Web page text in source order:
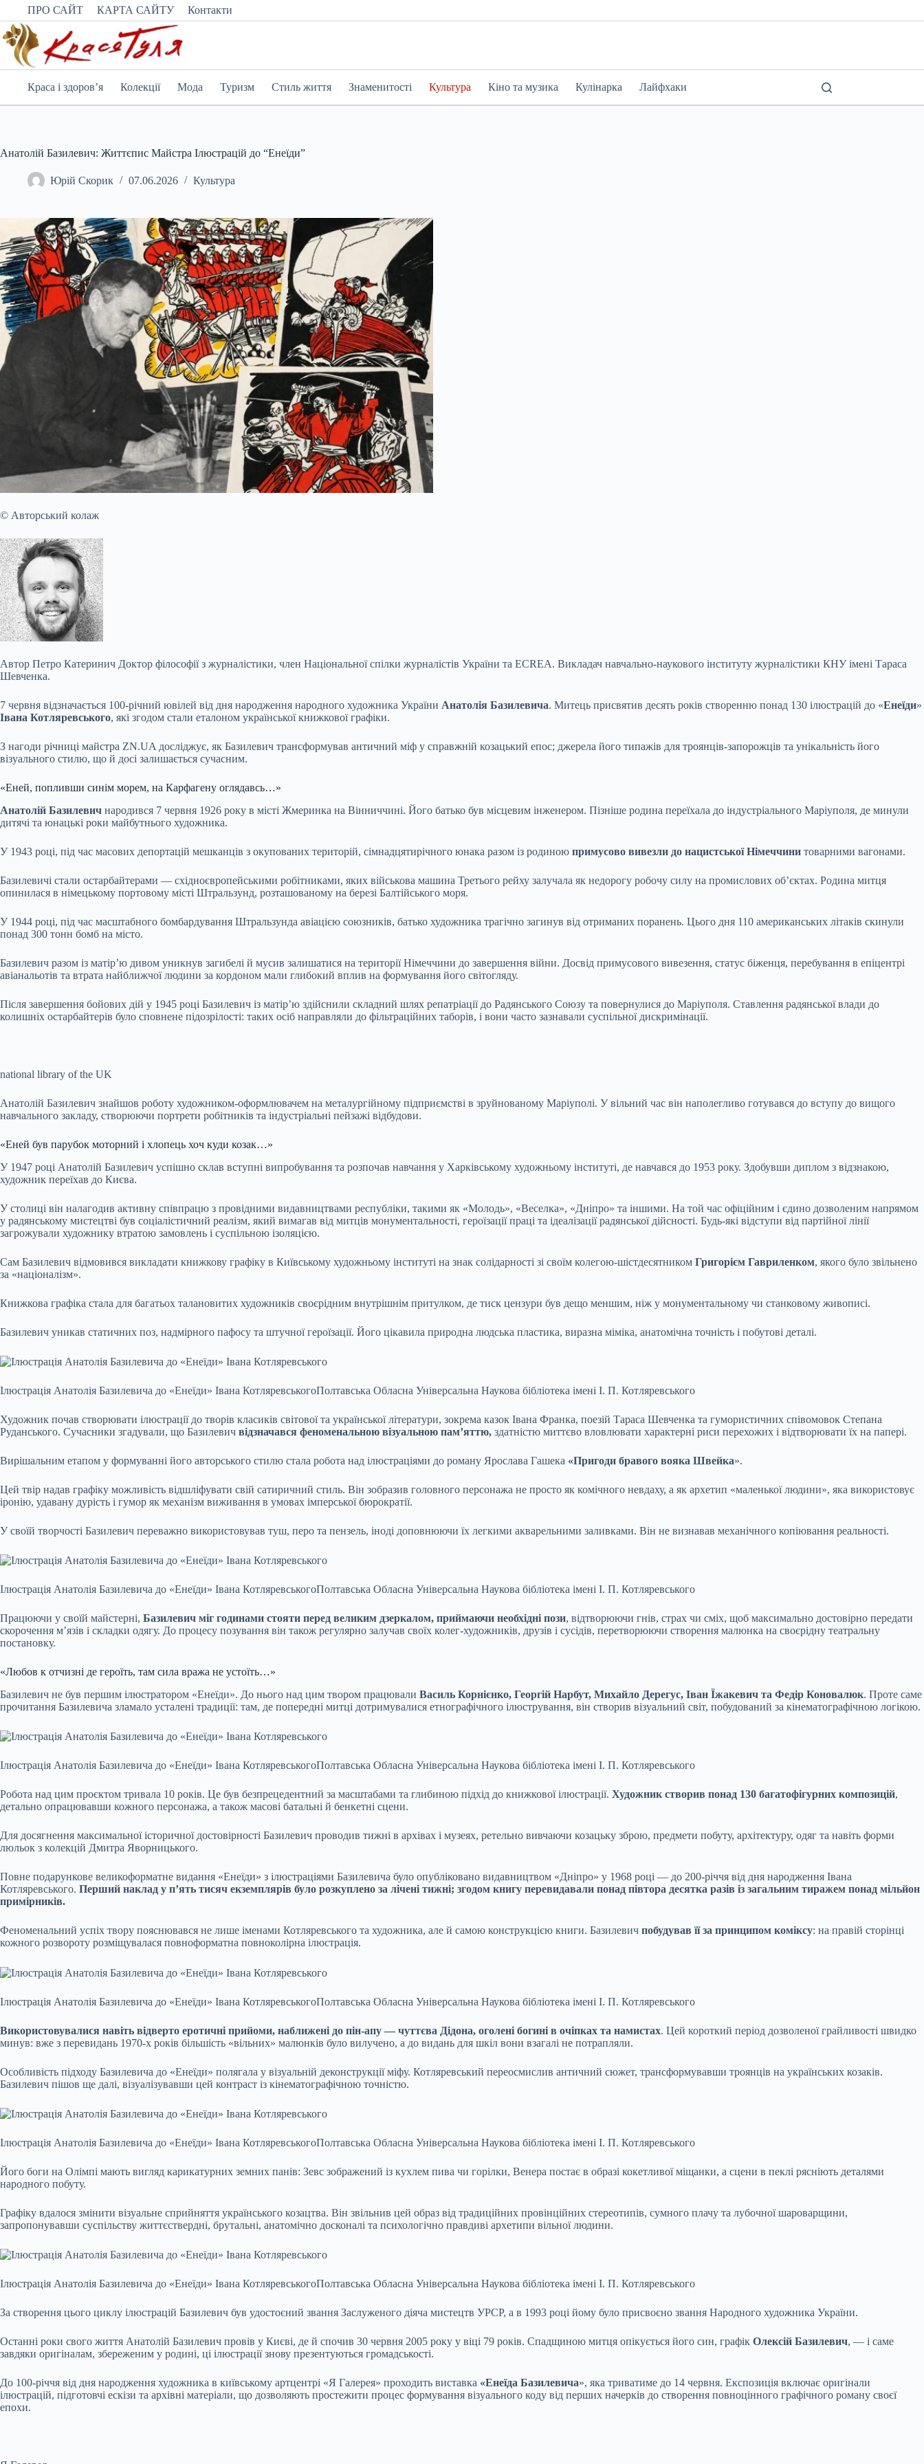
Перейти
вмісту
ПРО САЙТ КАРТА САЙТУ Контакти
Краса і здоров’я Колекції Мода Туризм Стиль життя Знаменитості Культура Кіно та музика Кулінарка Лайфхаки
Анатолій Базилевич: Життєпис Майстра Ілюстрацій до “Енеїди”
Юрій Скорик 07.06.2026 Культура
© Авторський колаж
Автор Петро Катеринич Доктор філософії з журналістики, член Національної спілки журналістів України та ECREA. Викладач навчально-наукового інституту журналістики КНУ імені Тараса
Шевченка.
7 червня відзначається 100-річний ювілей від дня народження народного художника України Анатолія Базилевича. Митець присвятив десять років створенню понад 130 ілюстрацій до «Енеїди»
Івана Котляревського, які згодом стали еталоном української книжкової графіки.
З нагоди річниці майстра ZN.UA досліджує, як Базилевич трансформував античний міф у справжній козацький епос; джерела його типажів для троянців-запорожців та унікальність його
візуального стилю, що й досі залишається сучасним.
«Еней, попливши синім морем, на Карфагену оглядавсь…»
Анатолій Базилевич народився 7 червня 1926 року в місті Жмеринка на Вінниччині. Його батько був місцевим інженером. Пізніше родина переїхала до індустріального Маріуполя, де минули
дитячі та юнацькі роки майбутнього художника.
У 1943 році, під час масових депортацій мешканців з окупованих територій, сімнадцятирічного юнака разом із родиною примусово вивезли до нацистської Німеччини товарними вагонами.
Базилевичі стали остарбайтерами — східноєвропейськими робітниками, яких військова машина Третього рейху залучала як недорогу робочу силу на промислових об’єктах. Родина митця
опинилася в німецькому портовому місті Штральзунд, розташованому на березі Балтійського моря.
У 1944 році, під час масштабного бомбардування Штральзунда авіацією союзників, батько художника трагічно загинув від отриманих поранень. Цього дня 110 американських літаків скинули
понад 300 тонн бомб на місто.
Базилевич разом із матір’ю дивом уникнув загибелі й мусив залишатися на території Німеччини до завершення війни. Досвід примусового вивезення, статус біженця, перебування в епіцентрі
авіанальотів та втрата найближчої людини за кордоном мали глибокий вплив на формування його світогляду.
Після завершення бойових дій у 1945 році Базилевич із матір’ю здійснили складний шлях репатріації до Радянського Союзу та повернулися до Маріуполя. Ставлення радянської влади до
колишніх остарбайтерів було сповнене підозрілості: таких осіб направляли до фільтраційних таборів, і вони часто зазнавали суспільної дискримінації.
national library of the UK
Анатолій Базилевич знайшов роботу художником-оформлювачем на металургійному підприємстві в зруйнованому Маріуполі. У вільний час він наполегливо готувався до вступу до вищого
навчального закладу, створюючи портрети робітників та індустріальні пейзажі відбудови.
«Еней був парубок моторний і хлопець хоч куди козак…»
У 1947 році Анатолій Базилевич успішно склав вступні випробування та розпочав навчання у Харківському художньому інституті, де навчався до 1953 року. Здобувши диплом з відзнакою,
художник переїхав до Києва.
У столиці він налагодив активну співпрацю з провідними видавництвами республіки, такими як «Молодь», «Веселка», «Дніпро» та іншими. На той час офіційним і єдино дозволеним напрямом
у радянському мистецтві був соціалістичний реалізм, який вимагав від митців монументальності, героїзації праці та ідеалізації радянської дійсності. Будь-які відступи від партійної лінії
загрожували художнику втратою замовлень і суспільною ізоляцією.
Сам Базилевич відмовився викладати книжкову графіку в Київському художньому інституті на знак солідарності зі своїм колегою-шістдесятником Григорієм Гавриленком, якого було звільнено
за «націоналізм».
Книжкова графіка стала для багатьох талановитих художників своєрідним внутрішнім притулком, де тиск цензури був дещо меншим, ніж у монументальному чи станковому живописі.
Базилевич уникав статичних поз, надмірного пафосу та штучної героїзації. Його цікавила природна людська пластика, виразна міміка, анатомічна точність і побутові деталі.
Ілюстрація Анатолія Базилевича до «Енеїди» Івана КотляревськогоПолтавська Обласна Універсальна Наукова бібліотека імені І. П. Котляревського
Художник почав створювати ілюстрації до творів класиків світової та української літератури, зокрема казок Івана Франка, поезій Тараса Шевченка та гумористичних співомовок Степана
Руданського. Сучасники згадували, що Базилевич відзначався феноменальною візуальною пам’яттю, здатністю миттєво вловлювати характерні риси перехожих і відтворювати їх на папері.
Вирішальним етапом у формуванні його авторського стилю стала робота над ілюстраціями до роману Ярослава Гашека «Пригоди бравого вояка Швейка».
Цей твір надав графіку можливість відшліфувати свій сатиричний стиль. Він зобразив головного персонажа не просто як комічного невдаху, а як архетип «маленької людини», яка використовує
іронію, удавану дурість і гумор як механізм виживання в умовах імперської бюрократії.
У своїй творчості Базилевич переважно використовував туш, перо та пензель, іноді доповнюючи їх легкими акварельними заливками. Він не визнавав механічного копіювання реальності.
Ілюстрація Анатолія Базилевича до «Енеїди» Івана КотляревськогоПолтавська Обласна Універсальна Наукова бібліотека імені І. П. Котляревського
Працюючи у своїй майстерні, Базилевич міг годинами стояти перед великим дзеркалом, приймаючи необхідні пози, відтворюючи гнів, страх чи сміх, щоб максимально достовірно передати
скорочення м’язів і складки одягу. До процесу позування він також регулярно залучав своїх колег-художників, друзів і сусідів, перетворюючи створення малюнка на своєрідну театральну
постановку.
«Любов к отчизні де героїть, там сила вража не устоїть…»
Базилевич не був першим ілюстратором «Енеїди». До нього над цим твором працювали Василь Корнієнко, Георгій Нарбут, Михайло Дерегус, Іван Їжакевич та Федір Коновалюк. Проте саме
прочитання Базилевича зламало усталені традиції: там, де попередні митці дотримувалися етнографічного ілюстрування, він створив візуальний світ, побудований за кінематографічною логікою.
Ілюстрація Анатолія Базилевича до «Енеїди» Івана КотляревськогоПолтавська Обласна Універсальна Наукова бібліотека імені І. П. Котляревського
Робота над цим проєктом тривала 10 років. Це був безпрецедентний за масштабами та глибиною підхід до книжкової ілюстрації. Художник створив понад 130 багатофігурних композицій,
детально опрацювавши кожного персонажа, а також масові батальні й бенкетні сцени.
Для досягнення максимальної історичної достовірності Базилевич проводив тижні в архівах і музеях, ретельно вивчаючи козацьку зброю, предмети побуту, архітектуру, одяг та навіть форми
люльок з колекцій Дмитра Яворницького.
Повне подарункове великоформатне видання «Енеїди» з ілюстраціями Базилевича було опубліковано видавництвом «Дніпро» у 1968 році — до 200-річчя від дня народження Івана
Котляревського. Перший наклад у п’ять тисяч екземплярів було розкуплено за лічені тижні; згодом книгу перевидавали понад півтора десятка разів із загальним тиражем понад мільйон
примірників.
Феноменальний успіх твору пояснювався не лише іменами Котляревського та художника, але й самою конструкцією книги. Базилевич побудував її за принципом коміксу: на правій сторінці
кожного розвороту розміщувалася повноформатна повноколірна ілюстрація.
Ілюстрація Анатолія Базилевича до «Енеїди» Івана КотляревськогоПолтавська Обласна Універсальна Наукова бібліотека імені І. П. Котляревського
Використовувалися навіть відверто еротичні прийоми, наближені до пін-апу — чуттєва Дідона, оголені богині в очіпках та намистах. Цей короткий період дозволеної грайливості швидко
минув: вже з перевидань 1970-х років більшість «вільних» малюнків було вилучено, а до видань для шкіл вони взагалі не потрапляли.
Особливість підходу Базилевича до «Енеїди» полягала у візуальній деконструкції міфу. Котляревський переосмислив античний сюжет, трансформувавши троянців на українських козаків.
Базилевич пішов ще далі, візуалізувавши цей контраст із кінематографічною точністю.
Ілюстрація Анатолія Базилевича до «Енеїди» Івана КотляревськогоПолтавська Обласна Універсальна Наукова бібліотека імені І. П. Котляревського
Його боги на Олімпі мають вигляд карикатурних земних панів: Зевс зображений із кухлем пива чи горілки, Венера постає в образі кокетливої міщанки, а сцени в пеклі рясніють деталями
народного побуту.
Графіку вдалося змінити візуальне сприйняття українського козацтва. Він звільнив цей образ від традиційних провінційних стереотипів, сумного плачу та лубочної шароварщини,
запропонувавши суспільству життєствердні, брутальні, анатомічно досконалі та психологічно правдиві архетипи вільної людини.
Ілюстрація Анатолія Базилевича до «Енеїди» Івана КотляревськогоПолтавська Обласна Універсальна Наукова бібліотека імені І. П. Котляревського
За створення цього циклу ілюстрацій Базилевич був удостоєний звання Заслуженого діяча мистецтв УРСР, а в 1993 році йому було присвоєно звання Народного художника України.
Останні роки свого життя Анатолій Базилевич провів у Києві, де й спочив 30 червня 2005 року у віці 79 років. Спадщиною митця опікується його син, графік Олексій Базилевич, — і саме
завдяки оригіналам, збереженим у родині, ці ілюстрації знову презентуються громадськості.
До 100-річчя від дня народження художника в київському артцентрі «Я Галерея» проходить виставка «Енеїда Базилевича», яка триватиме до 14 червня. Експозиція включає оригінали
ілюстрацій, підготовчі ескізи та архівні матеріали, що дозволяють простежити процес формування візуального коду від перших начерків до створення повноцінного графічного роману своєї
епохи.